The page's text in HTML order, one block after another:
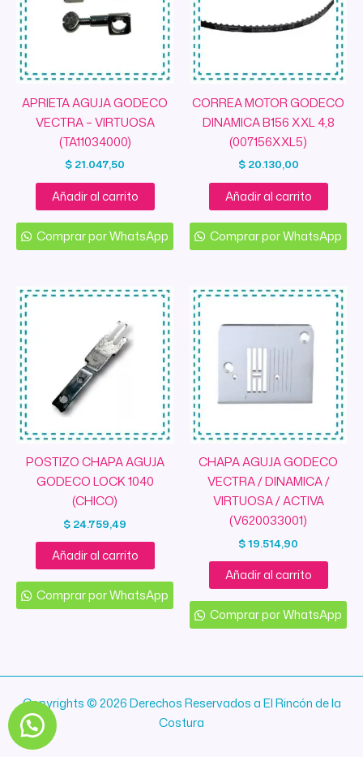
APRIETA AGUJA GODECO
VECTRA – VIRTUOSA
(TA11034000)
$ 21.047,50
Añadir al carrito
Comprar por WhatsApp
CORREA MOTOR GODECO
DINAMICA B156 XXL 4,8
(007156XXL5)
$20.130,00
Añadir al carrito
Comprar por WhatsApp
POSTIZO CHAPA AGUJA
GODECO LOCK 1040
(CHICO)
$ 24.759,49
Añadir al carrito
Comprar por WhatsApp
CHAPA AGUJA GODECO
VECTRA / DINAMICA /
VIRTUOSA / ACTIVA
(V620033001)
$19.514,90
Añadir al carrito
Comprar por WhatsApp
Copyrights © 2026 Derechos Reservados a El Rincón de la
Costura